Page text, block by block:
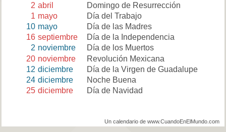
2 abril
Domingo de Resurrección
1 mayo
Día del Trabajo
10 mayo
Día de las Madres
16 septiembre
Día de la Independencia
2 noviembre
Día de los Muertos
20 noviembre
Revolución Mexicana
12 diciembre
Día de la Virgen de Guadalupe
24 diciembre
Noche Buena
25 diciembre Día de Navidad
Un calendario de www.CuandoEnElMundo.com